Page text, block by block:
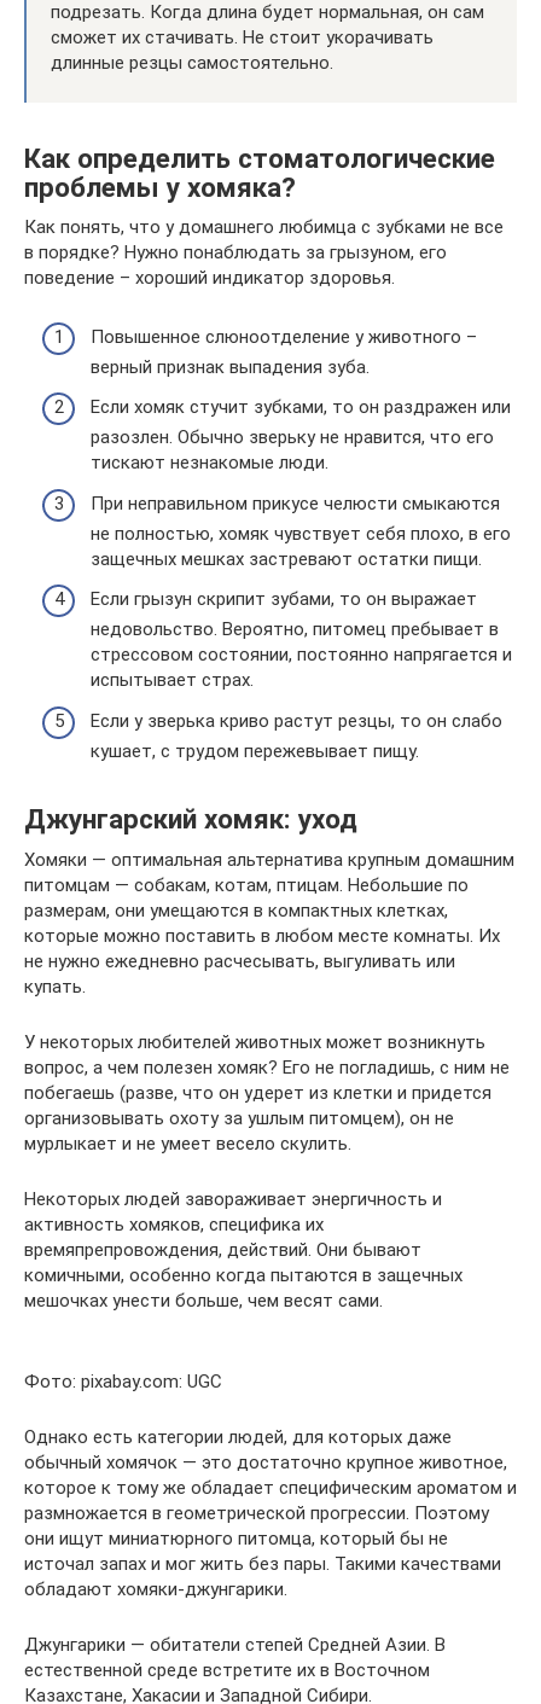
подрезать. Когда длина будет нормальная, он сам
сможет их стачивать. Не стоит укорачивать
длинные резцы самостоятельно.
Как определить стоматологические
проблемы у хомяка?
Как понять, что у домашнего любимца с зубками не все
в порядке? Нужно понаблюдать за грызуном, его
поведение – хороший индикатор здоровья.
Повышенное слюноотделение у животного –
верный признак выпадения зуба.
Если хомяк стучит зубками, то он раздражен или
разозлен. Обычно зверьку не нравится, что его
тискают незнакомые люди.
При неправильном прикусе челюсти смыкаются
не полностью, хомяк чувствует себя плохо, в его
защечных мешках застревают остатки пищи.
Если грызун скрипит зубами, то он выражает
недовольство. Вероятно, питомец пребывает в
стрессовом состоянии, постоянно напрягается и
испытывает страх.
Если у зверька криво растут резцы, то он слабо
кушает, с трудом пережевывает пищу.
Джунгарский хомяк: уход
Хомяки — оптимальная альтернатива крупным домашним
питомцам — собакам, котам, птицам. Небольшие по
размерам, они умещаются в компактных клетках,
которые можно поставить в любом месте комнаты. Их
не нужно ежедневно расчесывать, выгуливать или
купать.
У некоторых любителей животных может возникнуть
вопрос, а чем полезен хомяк? Его не погладишь, с ним не
побегаешь (разве, что он удерет из клетки и придется
организовывать охоту за ушлым питомцем), он не
мурлыкает и не умеет весело скулить.
Некоторых людей завораживает энергичность и
активность хомяков, специфика их
времяпрепровождения, действий. Они бывают
комичными, особенно когда пытаются в защечных
мешочках унести больше, чем весят сами.
Фото: pixabay.com: UGC
Однако есть категории людей, для которых даже
обычный хомячок — это достаточно крупное животное,
которое к тому же обладает специфическим ароматом и
размножается в геометрической прогрессии. Поэтому
они ищут миниатюрного питомца, который бы не
источал запах и мог жить без пары. Такими качествами
обладают хомяки-джунгарики.
Джунгарики — обитатели степей Средней Азии. В
естественной среде встретите их в Восточном
Казахстане, Хакасии и Западной Сибири.